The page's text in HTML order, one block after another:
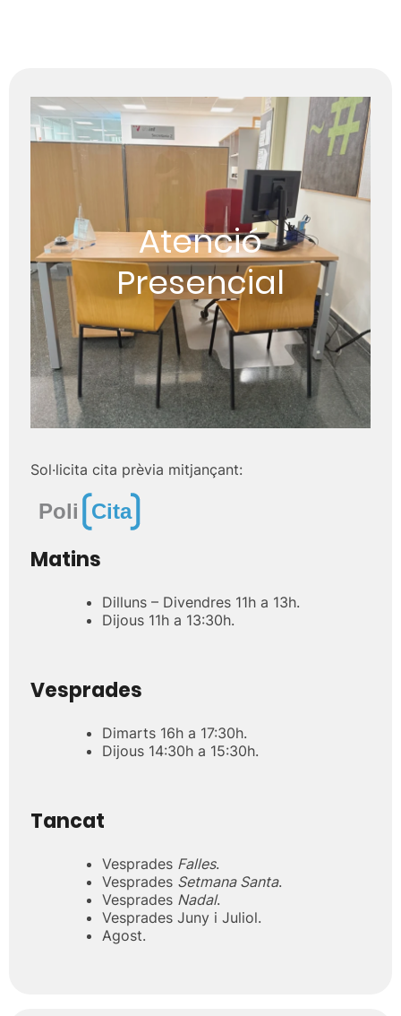
Atenció
Presencial
Sol·licita cita prèvia mitjançant:
Matins
Dilluns – Divendres 11h a 13h.
Dijous 11h a 13:30h.
Vesprades
Dimarts 16h a 17:30h.
Dijous 14:30h a 15:30h.
Tancat
Vesprades Falles.
Vesprades Setmana Santa.
Vesprades Nadal.
Vesprades Juny i Juliol.
Agost.